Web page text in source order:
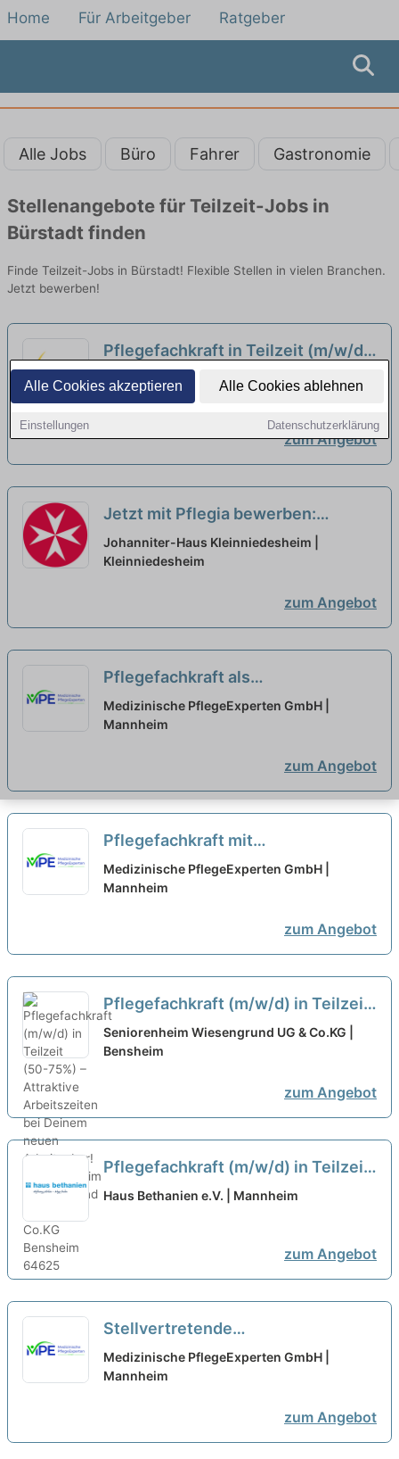
Alle Cookies akzeptieren Alle Cookies ablehnen
Einstellungen Datenschutzerklärung
Home Für Arbeitgeber Ratgeber
Alle Jobs Büro Fahrer Gastronomie
Stellenangebote für Teilzeit-Jobs in
Bürstadt finden
Finde Teilzeit-Jobs in Bürstadt! Flexible Stellen in vielen Branchen.
Jetzt bewerben!
Pflegefachkraft in Teilzeit (m/w/d)
- Wir haben den passenden Job für
Sie! neu
HEWAG Seniorenstift Alsbach-Hähnlein |
Alsbach-Hähnlein
zum Angebot
Jetzt mit Pflegia bewerben:
Pflegefachkraft (m/w/d) in Teilzeit
(50 %) - Ihre Bedürfnisse im
Johanniter-Haus Kleinniedesheim |
Kleinniedesheim
zum Angebot
Pflegefachkraft als
Qualitätsmanagementbeauftragte:r
(m/w/d) in Teilzeit (20-30
Medizinische PflegeExperten GmbH |
Mannheim
zum Angebot
Pflegefachkraft mit
Praxisanleitung (m/w/d) in Teilzeit
(20-30 Stunden/Woche) – Werde
Medizinische PflegeExperten GmbH |
Mannheim
zum Angebot
Pflegefachkraft (m/w/d) in Teilzeit
(50-75%) – Attraktive
Arbeitszeiten bei Deinem neuen
Seniorenheim Wiesengrund UG & Co.KG |
Bensheim
zum Angebot
Pflegefachkraft (m/w/d) in Teilzeit
(20-25h / Woche) – Sichern Sie
Haus Bethanien e.V. | Mannheim
zum Angebot
Stellvertretende
Pflegedienstleitung (m/w/d) in
Teilzeit (75-85%) - Bei uns startet
Medizinische PflegeExperten GmbH |
Mannheim
zum Angebot